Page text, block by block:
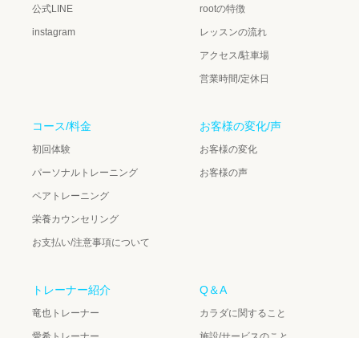
公式LINE
instagram
rootの特徴
レッスンの流れ
アクセス/駐車場
営業時間/定休日
コース/料金
初回体験
パーソナルトレーニング
ペアトレーニング
栄養カウンセリング
お支払い/注意事項について
お客様の変化/声
お客様の変化
お客様の声
トレーナー紹介
竜也トレーナー
Q＆A
カラダに関すること